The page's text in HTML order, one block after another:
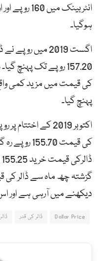
ہوگیا۔
اگست 2019 میں
پہنچ گیا۔
اکتوبر 2019 کے
گزشتہ چھ ماہ سے ڈالر
دیکھنے میں آرہی ہے اور اس دوران 9 روپے
Dollar Price ڈالر کی قدر